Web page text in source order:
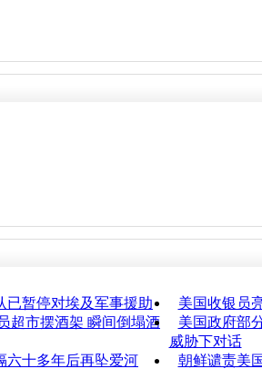
已暂停对埃及军事援助
美国收银员
超市摆酒架 瞬间倒塌酒
美国政府部
威胁下对话
六十多年后再坠爱河
朝鲜谴责美